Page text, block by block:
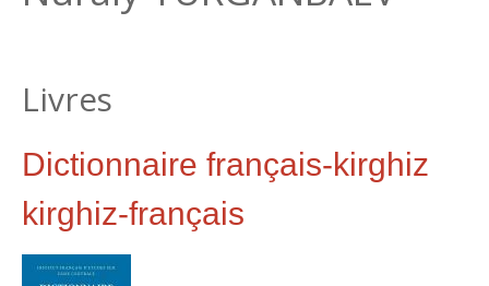
Livres
Dictionnaire français-kirghiz
kirghiz-français